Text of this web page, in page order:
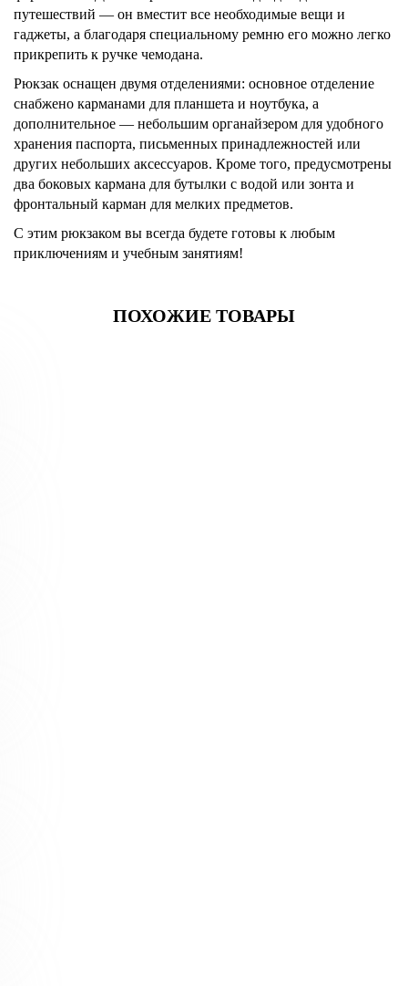
путешествий — он вместит все необходимые вещи и
гаджеты, а благодаря специальному ремню его можно легко
прикрепить к ручке чемодана.
Рюкзак оснащен двумя отделениями: основное отделение
снабжено карманами для планшета и ноутбука, а
дополнительное — небольшим органайзером для удобного
хранения паспорта, письменных принадлежностей или
других небольших аксессуаров. Кроме того, предусмотрены
два боковых кармана для бутылки с водой или зонта и
фронтальный карман для мелких предметов.
С этим рюкзаком вы всегда будете готовы к любым
приключениям и учебным занятиям!
ПОХОЖИЕ ТОВАРЫ